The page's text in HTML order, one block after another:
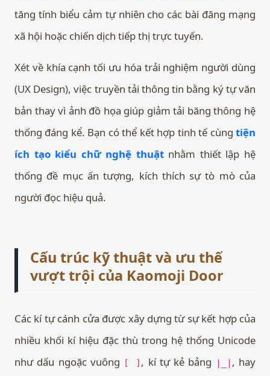
tăng tính biểu cảm tự nhiên cho các bài đăng mạng
xã hội hoặc chiến dịch tiếp thị trực tuyến.
Xét về khía cạnh tối ưu hóa trải nghiệm người dùng
(UX Design), việc truyền tải thông tin bằng ký tự văn
bản thay vì ảnh đồ họa giúp giảm tải băng thông hệ
thống đáng kể. Bạn có thể kết hợp tinh tế cùng tiện
ích tạo kiểu chữ nghệ thuậtnhằm thiết lập hệ
thống đề mục ấn tượng, kích thích sự tò mò của
người đọc hiệu quả.
Cấu trúc kỹ thuật và ưu thế
vượt trội của Kaomoji Door
Các kí tự cánh cửa được xây dựng từ sự kết hợp của
nhiều khối kí hiệu đặc thù trong hệ thống Unicode
như dấu ngoặc vuông [ ] , kí tự kẻ bảng |_| , hay